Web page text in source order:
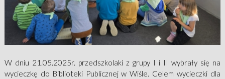
W dniu 21.05.2025r. przedszkolaki z grupy I i II wybrały się na
wycieczkę do Biblioteki Publicznej w Wiśle. Celem wycieczki dla